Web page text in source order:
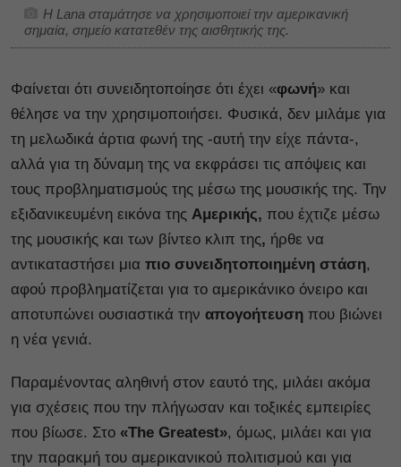
Η Lana σταμάτησε να χρησιμοποιεί την αμερικανική
σημαία, σημείο κατατεθέν της αισθητικής της.
Φαίνεται ότι συνειδητοποίησε ότι έχει «φωνή» και
θέλησε να την χρησιμοποιήσει. Φυσικά, δεν μιλάμε για
τη μελωδικά άρτια φωνή της -αυτή την είχε πάντα-,
αλλά για τη δύναμη της να εκφράσει τις απόψεις και
τους προβληματισμούς της μέσω της μουσικής της. Την
εξιδανικευμένη εικόνα της Αμερικής, που έχτιζε μέσω
της μουσικής και των βίντεο κλιπ της, ήρθε να
αντικαταστήσει μια πιο συνειδητοποιημένη στάση,
αφού προβληματίζεται για το αμερικάνικο όνειρο και
αποτυπώνει ουσιαστικά την απογοήτευση που βιώνει
η νέα γενιά.
Παραμένοντας αληθινή στον εαυτό της, μιλάει ακόμα
για σχέσεις που την πλήγωσαν και τοξικές εμπειρίες
που βίωσε. Στο «The Greatest», όμως, μιλάει και για
την παρακμή του αμερικανικού πολιτισμού και για